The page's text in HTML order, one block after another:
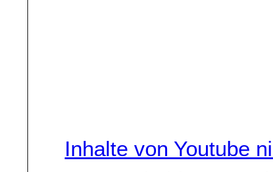
Inhalte von Youtube